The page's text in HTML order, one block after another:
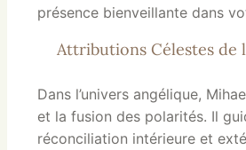
présence bienveillante dans
Attributions Célestes de
Dans l’univers angélique,
et la fusion des polarités. Il
réconciliation intérieure et